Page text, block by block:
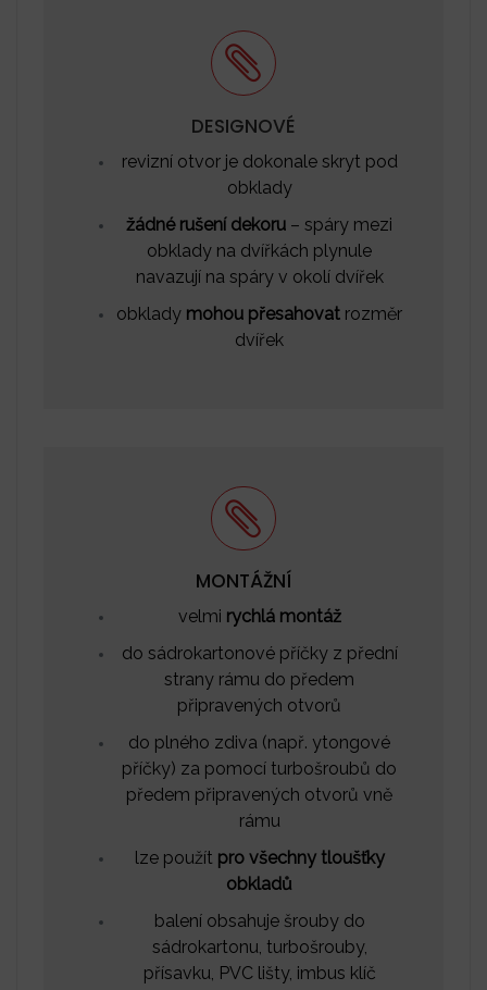
DESIGNOVÉ
revizní otvor je dokonale skryt pod
obklady
žádné rušení dekoru – spáry mezi
obklady na dvířkách plynule
navazují na spáry v okolí dvířek
obklady mohou přesahovat rozměr
dvířek
MONTÁŽNÍ
velmi rychlá montáž
do sádrokartonové příčky z přední
strany rámu do předem
připravených otvorů
do plného zdiva (např. ytongové
příčky) za pomocí turbošroubů do
předem připravených otvorů vně
rámu
lze použít pro všechny tloušťky
obkladů
balení obsahuje šrouby do
sádrokartonu, turbošrouby,
přísavku, PVC lišty, imbus klíč